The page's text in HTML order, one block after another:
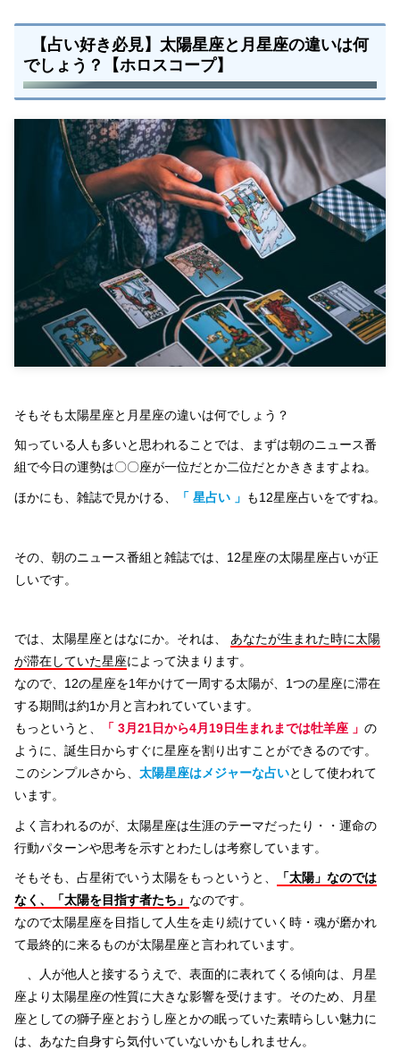
【占い好き必見】太陽星座と月星座の違いは何
でしょう？【ホロスコープ】
そもそも太陽星座と月星座の違いは何でしょう？
知っている人も多いと思われることでは、まずは朝のニュース番
組で今日の運勢は〇〇座が一位だとか二位だとかききますよね。
ほかにも、雑誌で見かける、 「 星占い 」 も12星座占いをですね。
その、朝のニュース番組と雑誌では、12星座の太陽星座占いが正
しいです。
では、太陽星座とはなにか。それは、 あなたが生まれた時に太陽
が滞在していた星座によって決まります。
なので、12の星座を1年かけて一周する太陽が、1つの星座に滞在
する期間は約1か月と言われていています。
もっというと、
「 3月21日から4月19日生まれまでは牡羊座 」 の
ように、誕生日からすぐに星座を割り出すことができるのです。
このシンプルさから、 太陽星座はメジャーな占いとして使われて
います。
よく言われるのが、太陽星座は生涯のテーマだったり・・運命の
行動パターンや思考を示すとわたしは考察しています。
そもそも、占星術でいう太陽をもっというと、
「太陽」なのでは
なく、「太陽を目指す者たち」 なのです。
なので太陽星座を目指して人生を走り続けていく時・魂が磨かれ
て最終的に来るものが太陽星座と言われています。
、人が他人と接するうえで、表面的に表れてくる傾向は、月星
座より太陽星座の性質に大きな影響を受けます。 そのため、月星
座としての獅子座とおうし座とかの眠っていた素晴らしい魅力に
は、あなた自身すら気付いていないかもしれません。